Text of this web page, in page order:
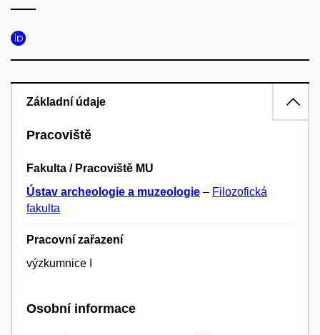
Základní údaje
Pracoviště
Fakulta / Pracoviště MU
Ústav archeologie a muzeologie – Filozofická
fakulta
Pracovní zařazení
výzkumnice I
Osobní informace